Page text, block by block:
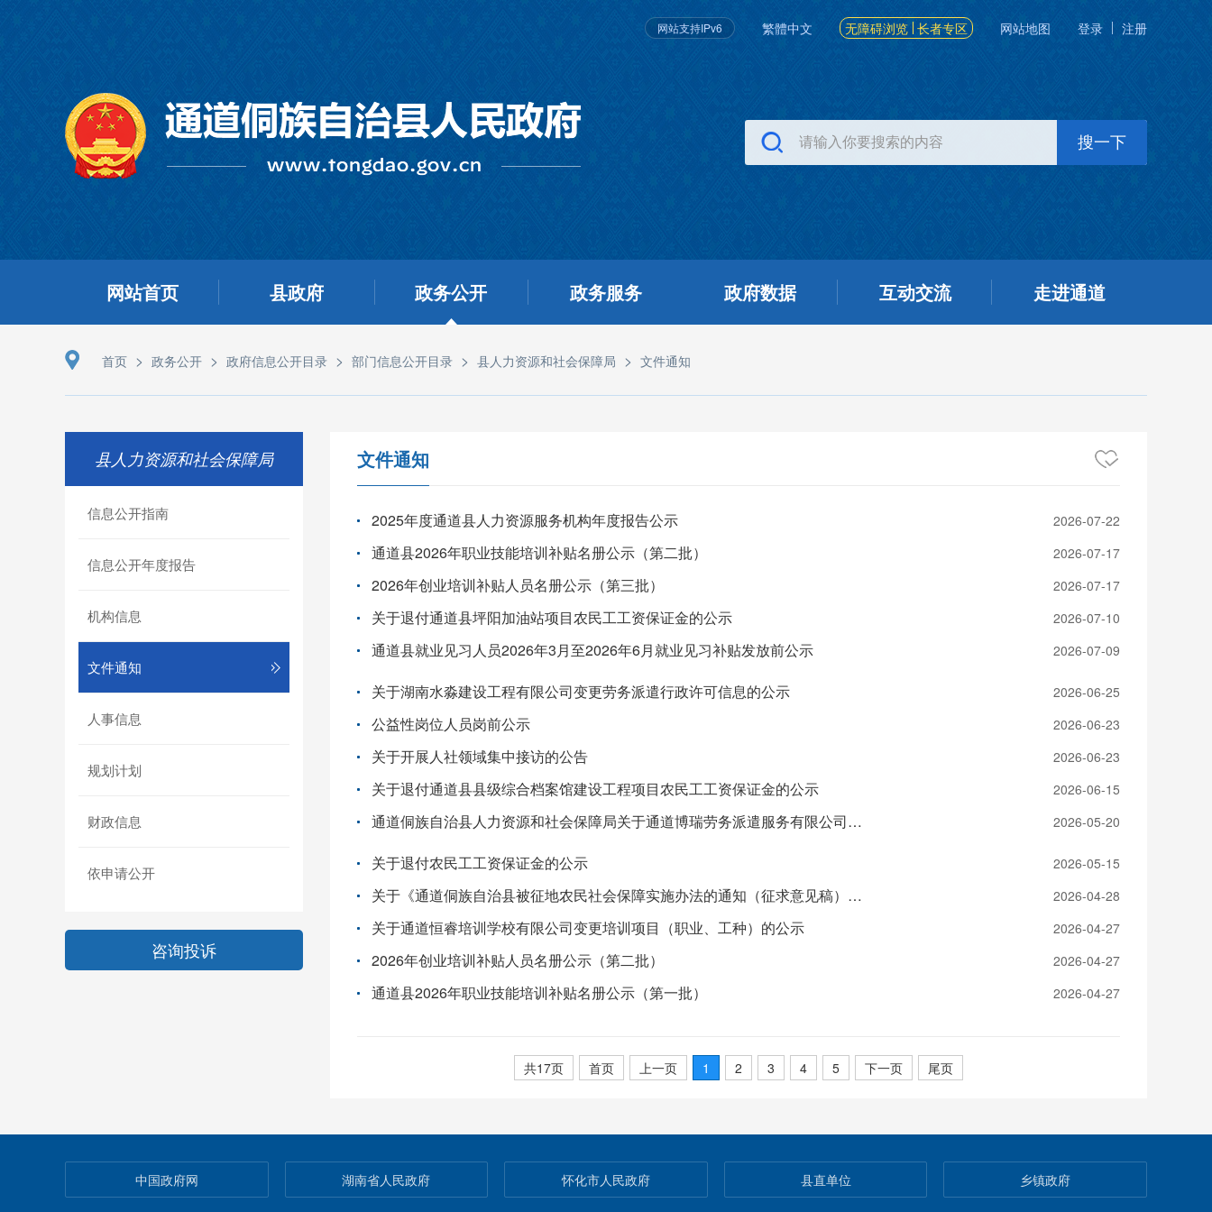
网站支持IPv6 繁體中文 无障碍浏览 长者专区 网站地图 登录 注册
网站首页 县政府 政务公开 政务服务 政府数据 互动交流 走进通道
首页 > 政务公开 > 政府信息公开目录 > 部门信息公开目录 > 县人力资源和社会保障局 > 文件通知
县人力资源和社会保障局
信息公开指南
信息公开年度报告
机构信息
文件通知
人事信息
规划计划
财政信息
依申请公开
咨询投诉
文件通知
2025年度通道县人力资源服务机构年度报告公示 2026-07-22
通道县2026年职业技能培训补贴名册公示（第二批） 2026-07-17
2026年创业培训补贴人员名册公示（第三批） 2026-07-17
关于退付通道县坪阳加油站项目农民工工资保证金的公示 2026-07-10
通道县就业见习人员2026年3月至2026年6月就业见习补贴发放前公示 2026-07-09
关于湖南水淼建设工程有限公司变更劳务派遣行政许可信息的公示 2026-06-25
公益性岗位人员岗前公示 2026-06-23
关于开展人社领域集中接访的公告 2026-06-23
关于退付通道县县级综合档案馆建设工程项目农民工工资保证金的公示 2026-06-15
通道侗族自治县人力资源和社会保障局关于通道博瑞劳务派遣服务有限公司劳务派遣行政许可信息公示 2026-05-20
关于退付农民工工资保证金的公示 2026-05-15
关于《通道侗族自治县被征地农民社会保障实施办法的通知（征求意见稿）》公开征求意见的通知 2026-04-28
关于通道恒睿培训学校有限公司变更培训项目（职业、工种）的公示 2026-04-27
2026年创业培训补贴人员名册公示（第二批） 2026-04-27
通道县2026年职业技能培训补贴名册公示（第一批） 2026-04-27
共17页 首页 上一页 1 2 3 4 5 下一页 尾页
中国政府网 湖南省人民政府 怀化市人民政府 县直单位 乡镇政府